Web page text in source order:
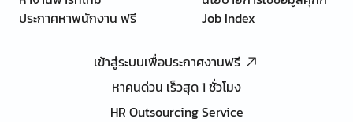
ประกาศหาพนักงาน ฟรี
Job Index
เข้าสู่ระบบเพื่อประกาศงานฟรี
หาคนด่วน เร็วสุด 1 ชั่วโมง
HR Outsourcing Service